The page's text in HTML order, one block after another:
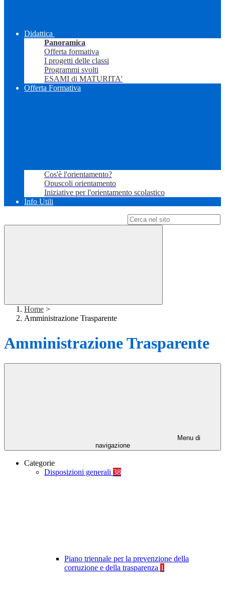
Didattica
Panoramica
Offerta formativa
I progetti delle classi
Programmi svolti
ESAMI di MATURITA'
Offerta Formativa
Cos'è l'orientamento?
Opuscoli orientamento
Iniziative per l'orientamento scolastico
Info Utili
Home >
Amministrazione Trasparente
Amministrazione Trasparente
Menu di
navigazione
Categorie
Disposizioni generali 38
Piano triennale per la prevenzione della
corruzione e della trasparenza 1